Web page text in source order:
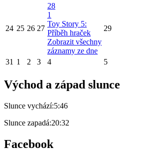
24 25 26 27
28
1
Toy Story 5:
Příběh hraček
Zobrazit všechny
záznamy ze dne
29
31 1 2 3 4 5
Východ a západ slunce
Slunce vychází:5:46
Slunce zapadá:20:32
Facebook